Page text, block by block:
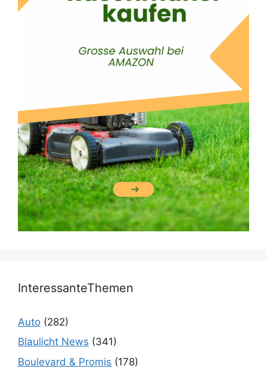
InteressanteThemen
Auto (282)
Blaulicht News (341)
Boulevard & Promis (178)